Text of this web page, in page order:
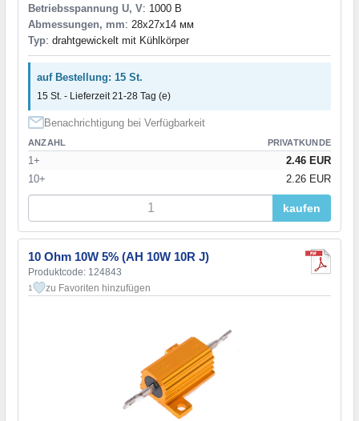
Betriebsspannung U, V: 1000 В
Abmessungen, mm: 28x27x14 мм
Typ: drahtgewickelt mit Kühlkörper
auf Bestellung: 15 St.
15 St. - Lieferzeit 21-28 Tag (e)
Benachrichtigung bei Verfügbarkeit
ANZAHL PRIVATKUNDE
1+
2.46 EUR
10+
2.26 EUR
kaufen
10 Ohm 10W 5% (AH 10W 10R J)
Produktcode: 124843
1 zu Favoriten hinzufügen